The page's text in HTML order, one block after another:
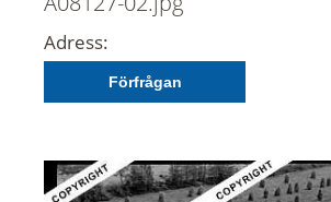
Adress:
Förfrågan